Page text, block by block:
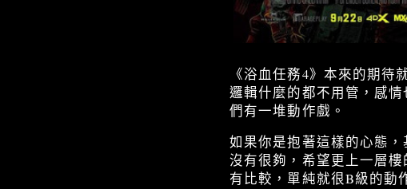
《浴血任務4》本來的期待
邏輯什麼的都不用管，感
們有一堆動作戲。
如果你是抱著這樣的心態
沒有很夠，希望更上一層
有比較，單純就很B級的動